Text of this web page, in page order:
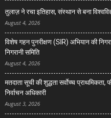
तुलाज़ ने रचा इतिहास, संस्थान से बना
August 4, 2026
विशेष गहन पुनरीक्षण (SIR) अभियान की
निगरानी समिति
August 4, 2026
मतदाता सूची की शुद्धता सर्वाेच्च
निर्वाचन अधिकारी
August 3, 2026